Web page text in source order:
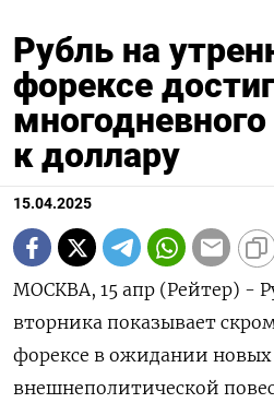
Рубль на
форексе достиг
к доллару
15.04.2025
МОСКВА, 15 апр (Рейтер) -
вторника показывает
форексе в ожидании новых
внешнеполитической